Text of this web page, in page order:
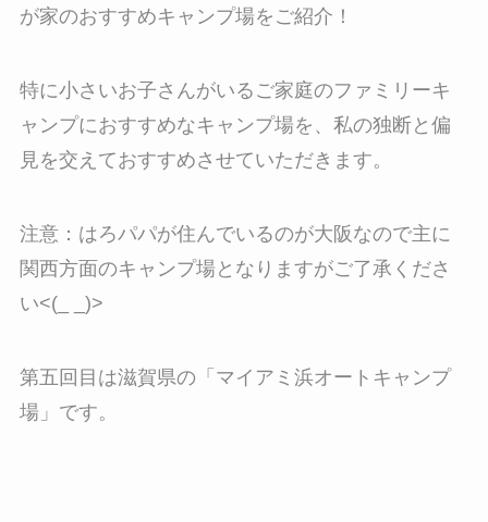
が家のおすすめキャンプ場をご紹介！
特に小さいお子さんがいるご家庭のファミリーキ
ャンプにおすすめなキャンプ場を、私の独断と偏
見を交えておすすめさせていただきます。
注意：はろパパが住んでいるのが大阪なので主に
関西方面のキャンプ場となりますがご了承くださ
い<(_ _)>
第五回目は滋賀県の「 マイアミ浜オートキャンプ
場 」です。